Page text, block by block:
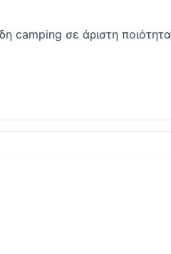
camping σε άριστη